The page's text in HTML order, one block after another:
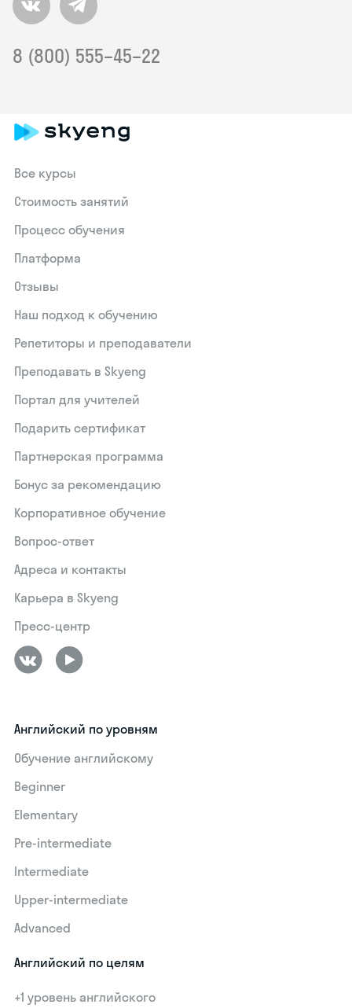
8 (800) 555–45–22
Все курсы
Стоимость занятий
Процесс обучения
Платформа
Отзывы
Наш подход к обучению
Репетиторы и преподаватели
Преподавать в Skyeng
Портал для учителей
Подарить сертификат
Партнерская программа
Бонус за рекомендацию
Корпоративное обучение
Вопрос-ответ
Адреса и контакты
Карьера в Skyeng
Пресс-центр
Английский по уровням
Обучение английскому
Beginner
Elementary
Pre-intermediate
Intermediate
Upper-intermediate
Advanced
Английский по целям
+1 уровень английского